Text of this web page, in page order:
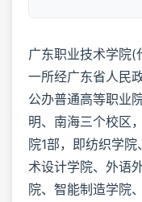
广东职业技术学院
一所经广东省人民
公办普通高等职业
明、南海三个校区
院1部，即纺织学
术设计学院、外语
院、智能制造学院